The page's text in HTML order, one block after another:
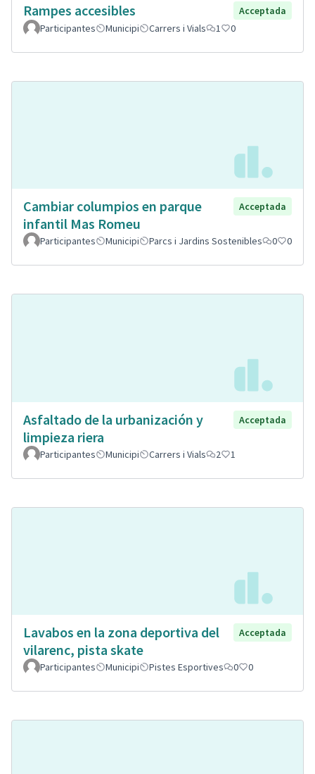
Rampes accesibles
Acceptada
Participantes
Municipi Carrers i Vials 1 0
Cambiar columpios en parque
infantil Mas Romeu
Acceptada
Participantes Municipi Parcs i Jardins Sostenibles 0 0
Asfaltado de la urbanización y
limpieza riera
Acceptada
Participantes Municipi Carrers i Vials 2 1
Lavabos en la zona deportiva del
vilarenc, pista skate
Acceptada
Participantes Municipi Pistes Esportives 0 0